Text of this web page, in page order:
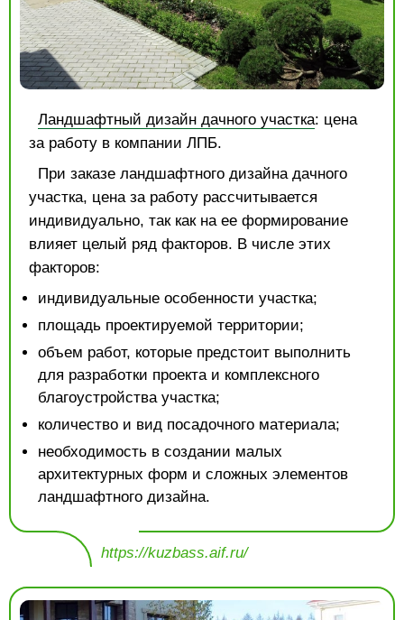
Ландшафтный дизайн дачного участка: цена
за работу в компании ЛПБ.
При заказе ландшафтного дизайна дачного
участка, цена за работу рассчитывается
индивидуально, так как на ее формирование
влияет целый ряд факторов. В числе этих
факторов:
индивидуальные особенности участка;
площадь проектируемой территории;
объем работ, которые предстоит выполнить
для разработки проекта и комплексного
благоустройства участка;
количество и вид посадочного материала;
необходимость в создании малых
архитектурных форм и сложных элементов
ландшафтного дизайна.
https://kuzbass.aif.ru/